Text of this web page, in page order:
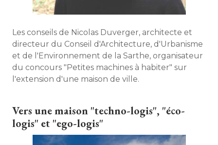
Les conseils de Nicolas Duverger, architecte et
directeur du Conseil d'Architecture, d'Urbanisme
et de l'Environnement de la Sarthe, organisateur
du concours "Petites machines à habiter" sur
l'extension d'une maison de ville.
Vers une maison "techno-logis", "éco-
logis" et "ego-logis"